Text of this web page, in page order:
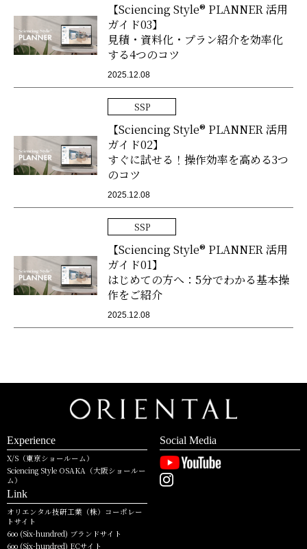
【Sciencing Style® PLANNER 活用
ガイド03】
見積・資料化・プラン紹介を効率化
する4つのコツ
2025.12.08
SSP
【Sciencing Style® PLANNER 活用
ガイド02】
すぐに試せる！操作効率を高める3つ
のコツ
2025.12.08
SSP
【Sciencing Style® PLANNER 活用
ガイド01】
はじめての方へ：5分でわかる基本操
作をご紹介
2025.12.08
Experience
X/S（東京ショールーム）
Sciencing Style OSAKA（大阪ショールー
ム）
Social Media
Link
オリエンタル技研工業（株）コーポレー
トサイト
6oo (Six-hundred) ブランドサイト
6oo (Six-hundred) ECサイト